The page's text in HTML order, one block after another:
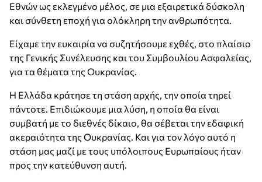
Εθνών ως εκλεγμένο μέλος, σε μια εξαιρετικά δύσκολη
και σύνθετη εποχή για ολόκληρη την ανθρωπότητα.
Είχαμε την ευκαιρία να συζητήσουμε εχθές, στο πλαίσιο
της Γενικής Συνέλευσης και του Συμβουλίου Ασφαλείας,
για τα θέματα της Ουκρανίας.
Η Ελλάδα κράτησε τη στάση αρχής, την οποία τηρεί
πάντοτε. Επιδιώκουμε μια λύση, η οποία θα είναι
συμβατή με το διεθνές δίκαιο, θα σέβεται την εδαφική
ακεραιότητα της Ουκρανίας. Και για τον λόγο αυτό η
στάση μας μαζί με τους υπόλοιπους Ευρωπαίους ήταν
προς την κατεύθυνση αυτή.